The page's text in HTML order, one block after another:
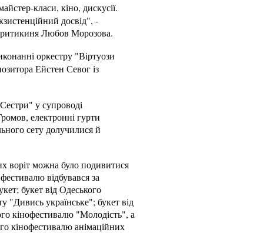
класи, кіно, дискусії.
досвід", -
Любов Морозова.
оркестру "Віртуози
Ейстен Севог із
у супроводі
електронні гурти
сету долучилися й
воріт можна було подивитися
відбувався за
букет від Одеського
"Дивись українське"; букет від
кінофестивалю "Молодість", а
кінофестивалю анімаційних